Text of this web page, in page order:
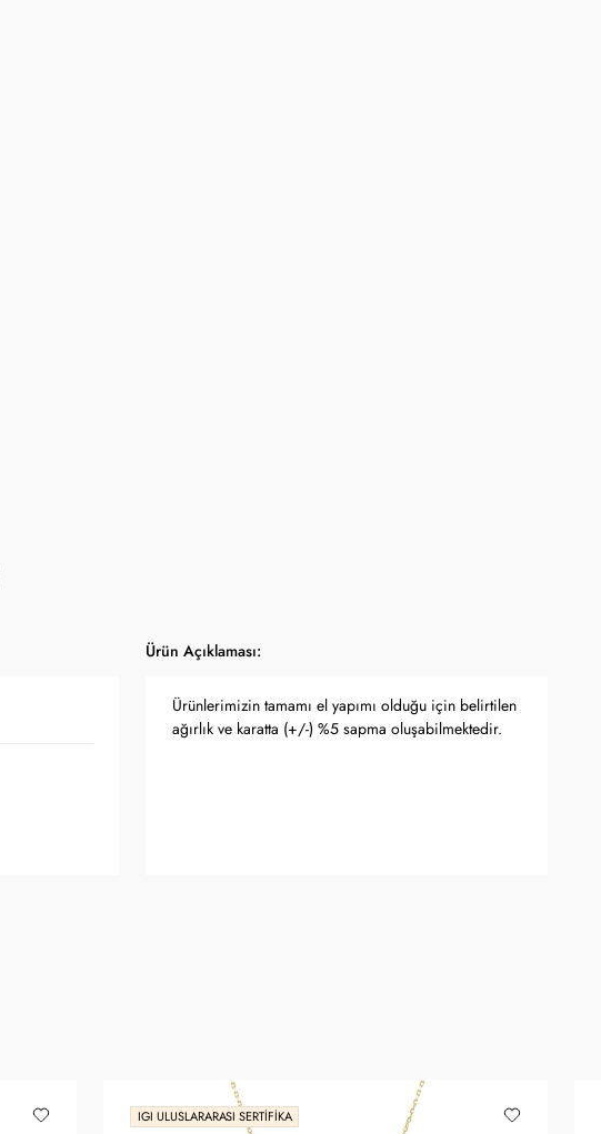
Ürün Açıklaması:
Ürünlerimizin tamamı el yapımı olduğu için belirtilen
ağırlık ve karatta (+/-) %5 sapma oluşabilmektedir.
IGI ULUSLARARASI SERTIFIKA